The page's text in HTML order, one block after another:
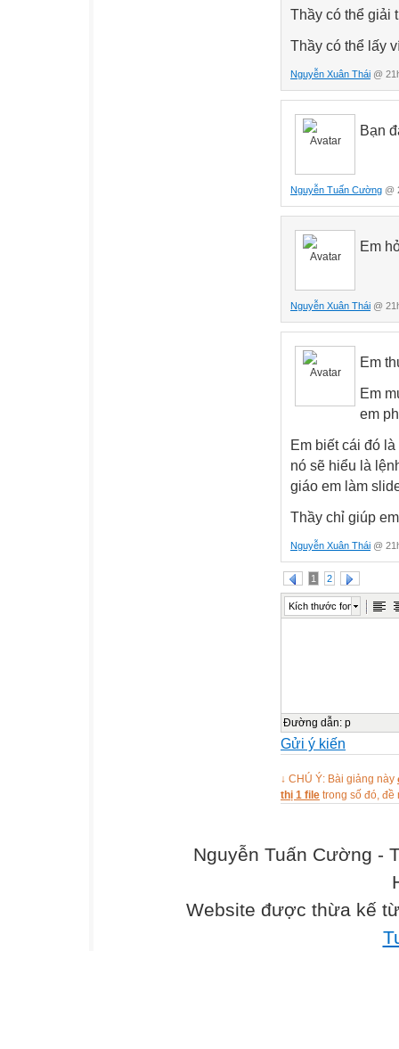
Thầy có thể giải
Thầy có thể lấy
Nguyễn Xuân Thái @
Bạn
Nguyễn Tuấn Cường @
Em
Nguyễn Xuân Thái @
Em
Em
em
Em biết cái đó
nó sẽ hiểu là
giáo em làm
Thầy chỉ giúp
Nguyễn Xuân Thái @
1 2
Kích thước font
Đường dẫn: p
Gửi ý kiến
↓ CHÚ Ý: Bài giảng này
thị 1 file trong số đó, đề
Nguyễn Tuấn Cường -
Website được thừa kế